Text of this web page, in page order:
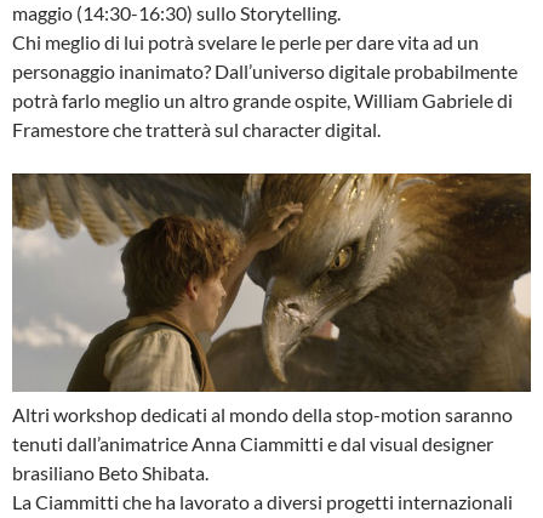
maggio (14:30-16:30) sullo Storytelling.
Chi meglio di lui potrà svelare le perle per dare vita ad un
personaggio inanimato? Dall’universo digitale probabilmente
potrà farlo meglio un altro grande ospite, William Gabriele di
Framestore che tratterà sul character digital.
Altri workshop dedicati al mondo della stop-motion saranno
tenuti dall’animatrice Anna Ciammitti e dal visual designer
brasiliano Beto Shibata.
La Ciammitti che ha lavorato a diversi progetti internazionali